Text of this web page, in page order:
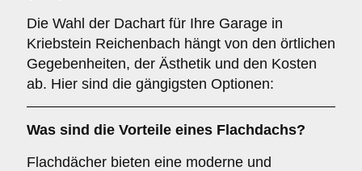
Die Wahl der Dachart für Ihre Garage in
Kriebstein Reichenbach hängt von den örtlichen
Gegebenheiten, der Ästhetik und den Kosten
ab. Hier sind die gängigsten Optionen:
Was sind die Vorteile eines Flachdachs?
Flachdächer bieten eine moderne und